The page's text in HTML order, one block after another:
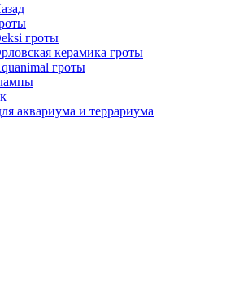
гроты
керамика гроты
гроты
аквариума и террариума